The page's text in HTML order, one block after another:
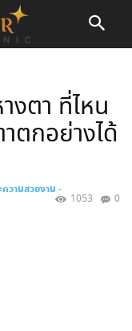
งตา ที่ไหน
ตกอย่างได้
วามสวยงาม -
0
1053